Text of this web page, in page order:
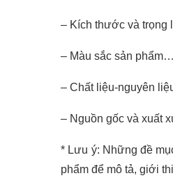
– Kích thước và
– Màu sắc sản
– Chất liệu-nguyên
– Nguồn gốc và xuất
* Lưu ý: Những đề
phẩm để mô tả, giới